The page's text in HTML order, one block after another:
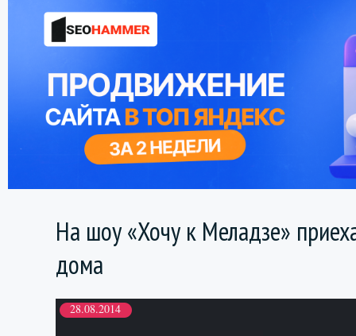
На шоу «Хочу к Меладзе»
дома
28.08.2014